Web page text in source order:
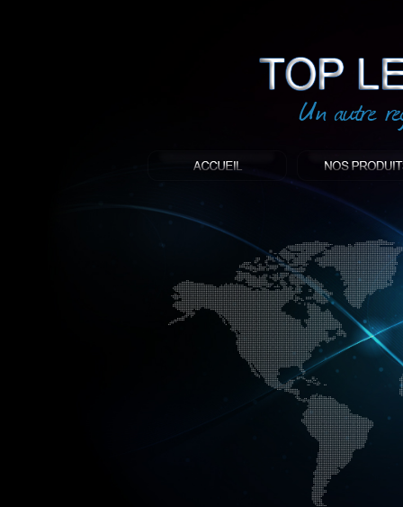
: Top led world
Produit décoratif led
Objet publicitaire led
éclairage blanc led
Enseigne publicitaire
Fabriquant et distributeur français
gamme à base de LED.
led, Topledworld, top led world, top
économie énergie, edf, lumière,